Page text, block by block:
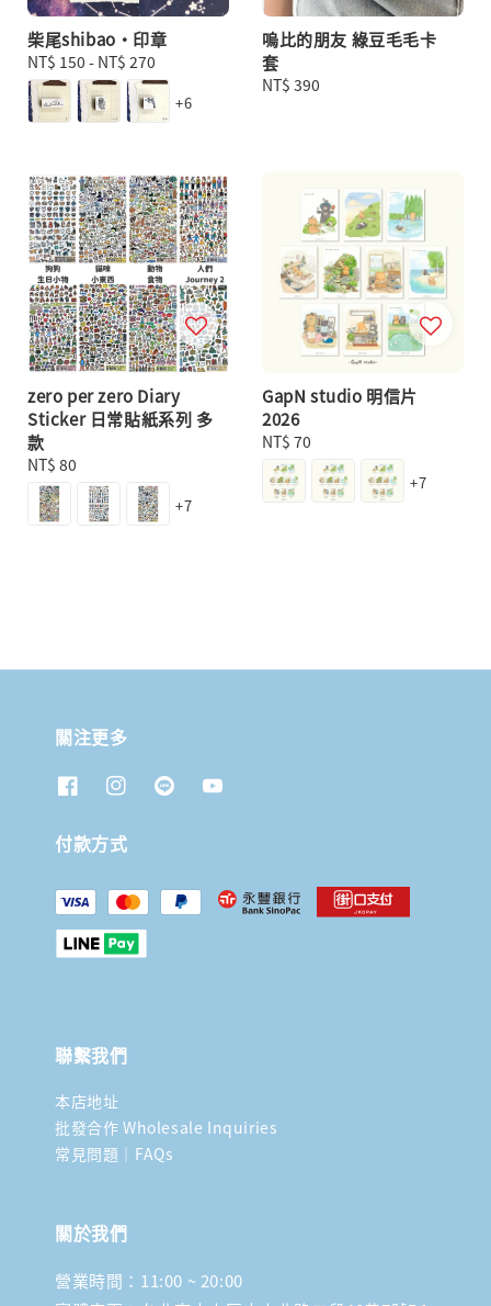
柴尾shibao・印章
Regular
price
NT$ 150 - NT$ 270
+6
嗚比的朋友 綠豆毛毛卡
套
Regular
NT$ 390
zero per zero Diary
Sticker 日常貼紙系列 多
款
Regular
price
NT$ 80
+7
GapN studio 明信片
2026
Regular
price
NT$ 70
+7
關注更多
付款方式
聯繫我們
本店地址
批發合作 Wholesale Inquiries
常見問題｜FAQs
關於我們
營業時間：11:00 ~ 20:00